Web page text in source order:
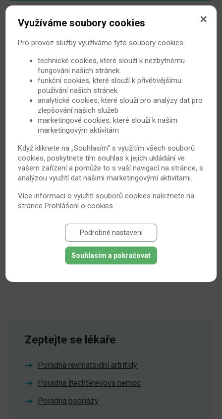
Život s Bechtěrevovou nemocí
Lázně
Novinky
Non-radiografická axiální spondylartritida
Nejčastější otázky
Kontakt Klub bechtěreviků
Zeptejte se lékaře
Poradna revmatoidní artritidy
Poradna Bechtěrevova nemoc
Poradna psoriázy
Využíváme soubory cookies
Pro provoz služby využíváme tyto soubory cookies:
technické cookies, které slouží k nezbytnému
fungování našich stránek
funkční cookies, které slouží k přívětivějšímu
používání našich stránek
analytické cookies, které slouží pro analýzy dat pro
zlepšování našich služeb
marketingové cookies, které slouží k našim
marketingovým aktivitám
Když kliknete na „Souhlasím“ s využitím všech souborů
cookies, poskytnete tím souhlas k jejich ukládání ve
vašem zařízení a pomůže to s vaší navigací na stránce, s
analýzou využití dat našimi marketingovými aktivitami.
Více informací o využití souborů cookies naleznete na
stránceProhlášení o cookies
Podrobné nastavení
Souhlasím a pokračovat